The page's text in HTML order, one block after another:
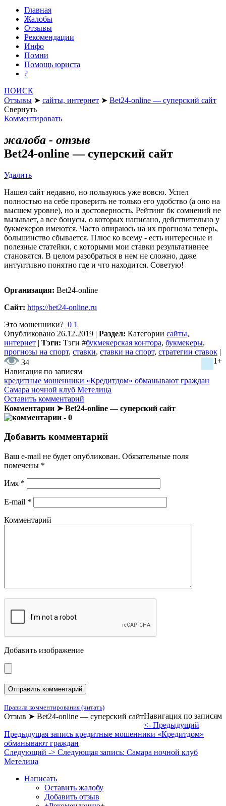
Главная
Жалобы
Отзывы
Рекомендации
Инфо
Помни
Помощь юриста
?
ПОИСК
Отзывы ➤ сайты, интернет ➤ Bet24-online — суперский сайт
Свернуть
Комментировать
жалоба - отзыв
Bet24-online — суперский сайт
Удалить
Нашел сайт недавно, но пользуюсь уже вовсю. Успел
полностью на себе проверить не только его удобство (а оно на
высшем уровне), но и достоверность. Рейтинг бк сомнений не
вызывает, а все бонусы, о которых написано, действительно у
букмекеров имеются. Часто опираюсь на их прогнозы теперь,
большинство сбывается. Плюс ко всему - есть интересные и
полезные статейки, с которыми мои ставки результативнее
становятся. В целом разобраться в нем не сложно, даже
интуитивно понятно где и что находится. Советую!
Организация: Bet24-online
Сайт: https://bet24-online.ru
Это мошенники? 0 1
Опубликовано 26.12.2019 | Раздел: Категории сайты,
интернет | Тэги: Тэги #букмекерская контора, букмекеры,
прогнозы на спорт, ставки, ставки на спорт, стратегии ставок |
34
1+
Навигация по записям
кредитные мошенники «Кредитдом» обманывают граждан
Cамара ночной клуб Метелица
Оставить комментарий
Комментарии ➤ Bet24-online — суперский сайт
- 0
Добавить комментарий
Ваш e-mail не будет опубликован. Обязательные поля
помечены *
Имя *
E-mail *
Комментарий
Добавить изображение
Правила комментирования (читать)
Отзыв ➤ Bet24-online — суперский сайтНавигация по записям
<- Предыдущий
Предыдущая запись кредитные мошенники «Кредитдом»
обманывают граждан
Следующий -> Следующая запись: Cамара ночной клуб
Метелица
Написать
Оставить жалобу
Добавить отзыв